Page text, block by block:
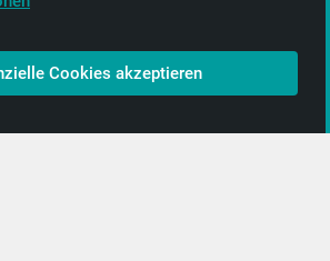
Cookies akzeptieren